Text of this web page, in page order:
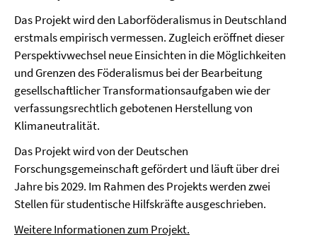
Das Projekt wird den Laborföderalismus in Deutschland
erstmals empirisch vermessen. Zugleich eröffnet dieser
Perspektivwechsel neue Einsichten in die Möglichkeiten
und Grenzen des Föderalismus bei der Bearbeitung
gesellschaftlicher Transformationsaufgaben wie der
verfassungsrechtlich gebotenen Herstellung von
Klimaneutralität.
Das Projekt wird von der Deutschen
Forschungsgemeinschaft gefördert und läuft über drei
Jahre bis 2029. Im Rahmen des Projekts werden zwei
Stellen für studentische Hilfskräfte ausgeschrieben.
Weitere Informationen zum Projekt.